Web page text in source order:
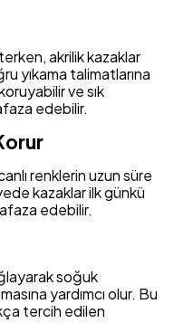
akrilik kazaklar
yıkama talimatlarına
ve sık
edebilir.
renklerin uzun süre
kazaklar ilk günkü
edebilir.
soğuk
yardımcı olur. Bu
tercih edilen